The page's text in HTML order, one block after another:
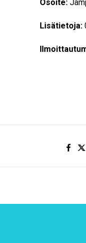
Osoite:
Lisätietoja: